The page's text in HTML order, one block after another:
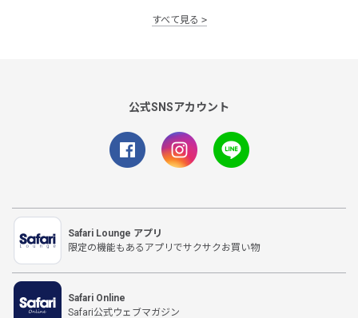
すべて見る
公式SNSアカウント
Safari Lounge アプリ
限定の機能もあるアプリでサクサクお買い物
Safari Online
Safari公式ウェブマガジン